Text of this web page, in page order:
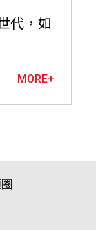
代，如
MORE+